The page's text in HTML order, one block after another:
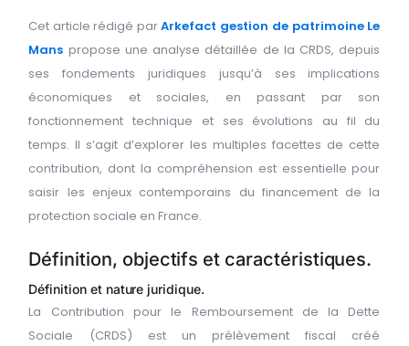
Cet article rédigé parArkefact gestion de patrimoine Le
Mans propose une analyse détaillée de la CRDS, depuis
ses fondements juridiques jusqu’à ses implications
économiques et sociales, en passant par son
fonctionnement technique et ses évolutions au fil du
temps. Il s’agit d’explorer les multiples facettes de cette
contribution, dont la compréhension est essentielle pour
saisir les enjeux contemporains du financement de la
protection sociale en France.
Définition, objectifs et caractéristiques.
Définition et nature juridique.
La Contribution pour le Remboursement de la Dette
Sociale (CRDS) est un prélèvement fiscal créé